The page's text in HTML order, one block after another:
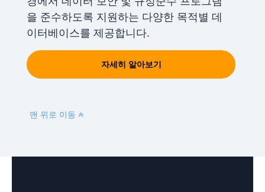
을 준수하도록 지원하는 다양한 목적별 데
이터베이스를 제공합니다.
자세히 알아보기
맨 위로 이동